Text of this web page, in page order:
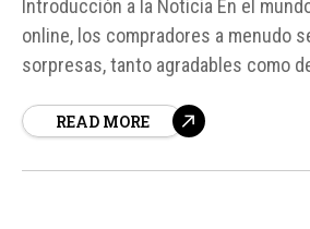
Introducción a la Noticia En el
online, los compradores a menudo
sorpresas, tanto agradables como
dólares por una caja de PC en una
READ MORE